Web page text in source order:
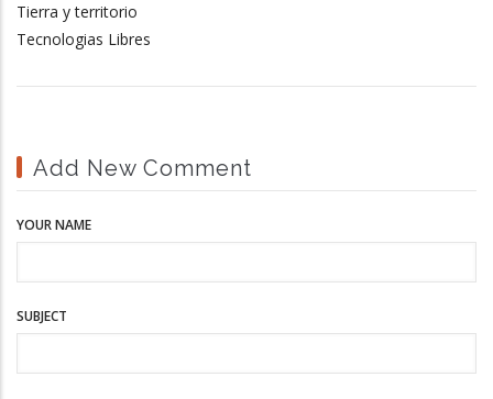
Tierra y territorio
Tecnologias Libres
Add New Comment
YOUR NAME
SUBJECT